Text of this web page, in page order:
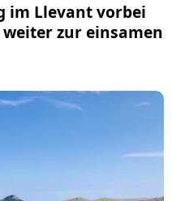
im Llevant vorbei
zur einsamen